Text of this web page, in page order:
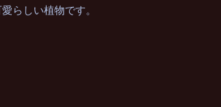
らしい植物です。